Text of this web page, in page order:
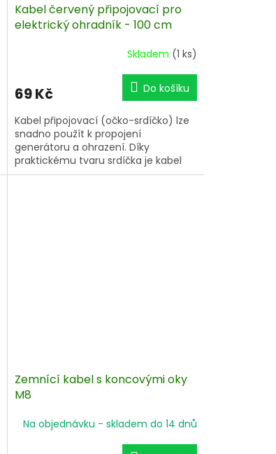
Kabel červený připojovací pro
elektrický ohradník - 100 cm
Skladem (1 ks)
69 Kč Do košíku
Kabel připojovací (očko-srdíčko) lze
snadno použít k propojení
generátoru a ohrazení. Díky
praktickému tvaru srdíčka je kabel
použitelný pro všechny druhy vodičů.
Zemnící kabel s koncovými oky
M8
Na objednávku - skladem do 14 dnů